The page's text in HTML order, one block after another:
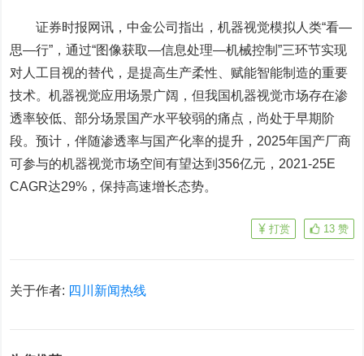
证券时报网讯，中金公司指出，机器视觉模拟人类“看—
思—行”，通过“图像获取—信息处理—机械控制”三环节实现
对人工目视的替代，是提高生产柔性、赋能智能制造的重要
技术。机器视觉应用场景广阔，但我国机器视觉市场存在渗
透率较低、部分场景国产水平较弱的痛点，尚处于早期阶
段。预计，伴随渗透率与国产化率的提升，2025年国产厂商
可参与的机器视觉市场空间有望达到356亿元，2021-25E
CAGR达29%，保持高速增长态势。
13 赞
打赏
关于作者: 四川新闻热线